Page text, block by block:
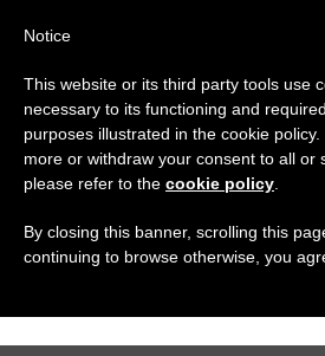
DAY
October
DERNIÈRES NOUVELLES
Notice
This website or its third party tools use
necessary to its functioning and
purposes illustrated in the cookie
more or withdraw your consent to all or
please refer to the cookie policy
By closing this banner, scrolling this
continuing to browse otherwise, you